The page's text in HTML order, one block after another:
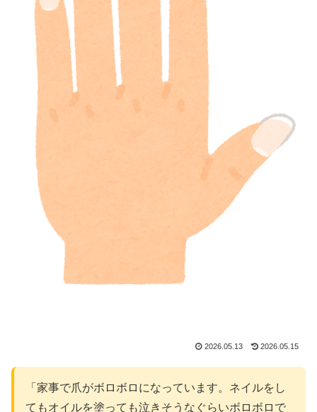
2026.05.13 2026.05.15
「家事で爪がボロボロになっています。ネイルをし
てもオイルを塗っても泣きそうなぐらいボロボロで